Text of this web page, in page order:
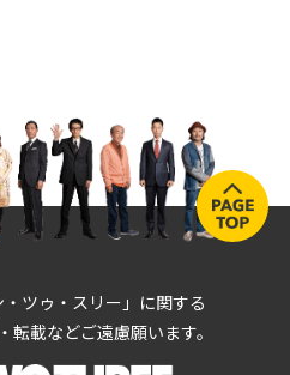
ツゥ・スリー」に関する
転載などご遠慮願います。